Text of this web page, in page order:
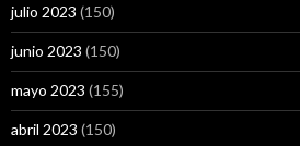
julio 2023 (150)
junio 2023 (150)
mayo 2023 (155)
abril 2023 (150)